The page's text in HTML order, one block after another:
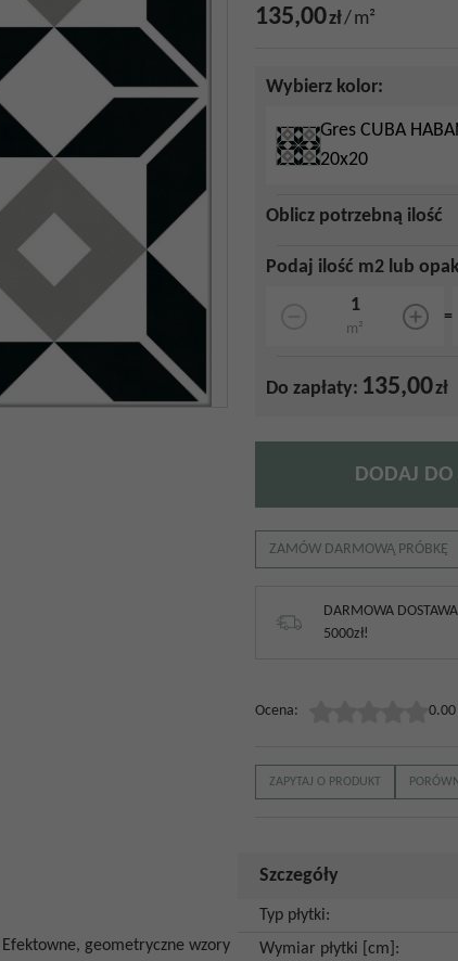
135,00zł/m²
Wybierz kolor:
Gres CUBA
20x20
Oblicz potrzebną ilość
Podaj ilość m2 lub
m²
=
Do zapłaty: 135,00zł
DODAJ DO
ZAMÓW DARMOWĄ PRÓBKĘ
DARMOWA
5000zł!
Ocena: 0.00
ZAPYTAJ O PRODUKT
Efektowne, geometryczne wzory
Szczegóły
Typ płytki:
Wymiar płytki [cm] :